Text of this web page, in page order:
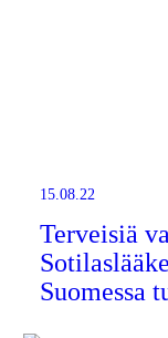
15.08.22
Terveisiä
Suomessa